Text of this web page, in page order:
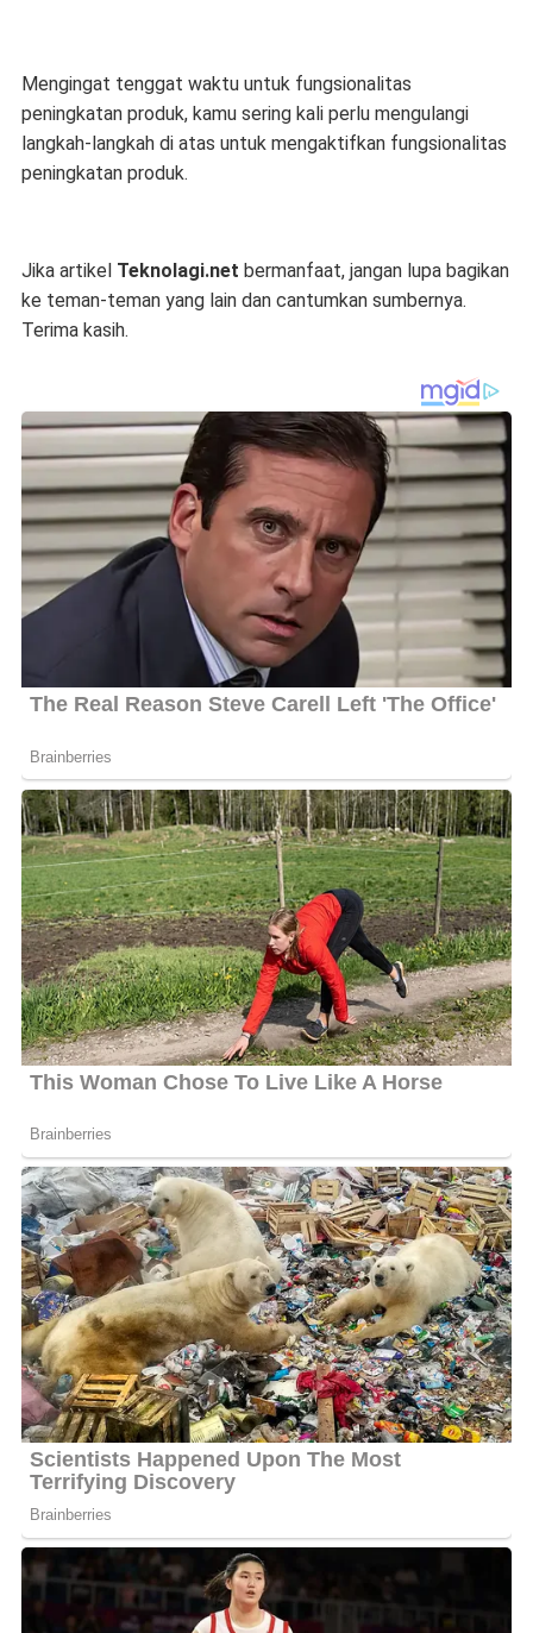
Mengingat tenggat waktu untuk fungsionalitas
peningkatan produk, kamu sering kali perlu mengulangi
langkah-langkah di atas untuk mengaktifkan fungsionalitas
peningkatan produk.
Jika artikel Teknolagi.net bermanfaat, jangan lupa bagikan
ke teman-teman yang lain dan cantumkan sumbernya.
Terima kasih.